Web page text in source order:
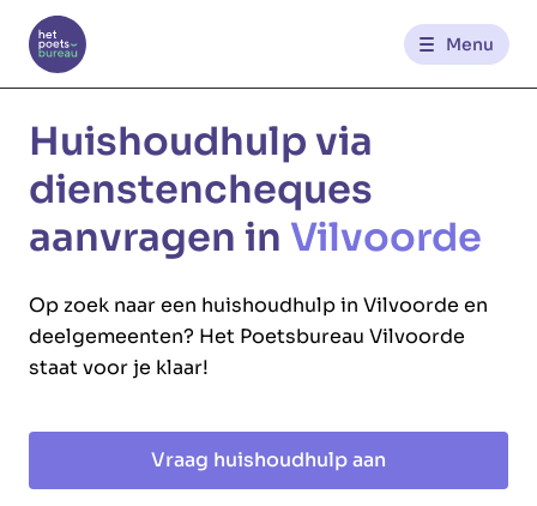
Menu
NL
Werknemerszone
Huishoudhulp via
dienstencheques
aanvragen in Vilvoorde
Op zoek naar een huishoudhulp in Vilvoorde en
deelgemeenten? Het Poetsbureau Vilvoorde
staat voor je klaar!
Vraag huishoudhulp aan